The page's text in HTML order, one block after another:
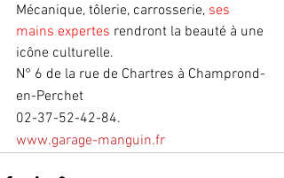
Mécanique, tôlerie, carrosserie, ses
mains expertes rendront la beauté à une
icône culturelle.
N° 6 de la rue de Chartres à Champrond-
en-Perchet
02-37-52-42-84.
www.garage-manguin.fr